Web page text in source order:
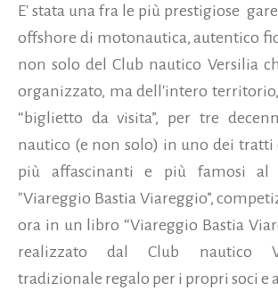
E' stata una fra le più prestigiose
offshore di motonautica, autentico
non solo del Club nautico Versilia
organizzato, ma dell'intero
“biglietto da visita”, per tre
nautico (e non solo) in uno dei
più affascinanti e più famosi al
"Viareggio Bastia Viareggio”,
ora in un libro “Viareggio Bastia
realizzato dal Club nautico
tradizionale regalo per i propri soci e